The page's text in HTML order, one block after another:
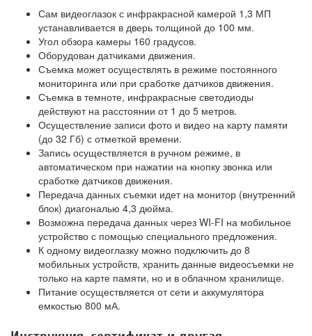
Сам видеоглазок с инфракрасной камерой 1,3 МП
устанавливается в дверь толщиной до 100 мм.
Угол обзора камеры 160 градусов.
Оборудован датчиками движения.
Съемка может осуществлять в режиме постоянного
мониторинга или при сработке датчиков движения.
Съемка в темноте, инфракрасные светодиоды
действуют на расстоянии от 1 до 5 метров.
Осуществление записи фото и видео на карту памяти
(до 32 Гб) с отметкой времени.
Запись осуществляется в ручном режиме, в
автоматическом при нажатии на кнопку звонка или
сработке датчиков движения.
Передача данных съемки идет на монитор (внутренний
блок) диагональю 4,3 дюйма.
Возможна передача данных через WI-FI на мобильное
устройство с помощью специального предложения.
К одному видеоглазку можно подключить до 8
мобильных устройств, хранить данные видеосъемки не
только на карте памяти, но и в облачном хранилище.
Питание осуществляется от сети и аккумулятора
емкостью 800 мА.